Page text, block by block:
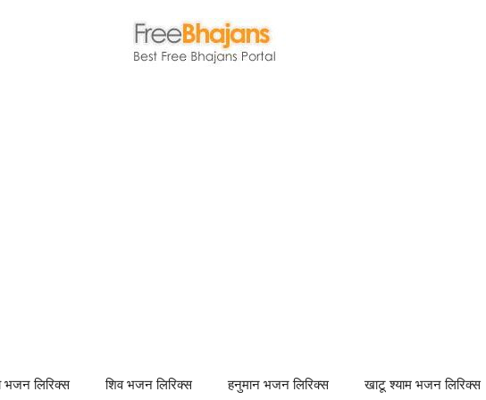
भजन लिरिक्स शिव भजन लिरिक्स हनुमान भजन लिरिक्स खाटू श्याम भजन लिरिक्स